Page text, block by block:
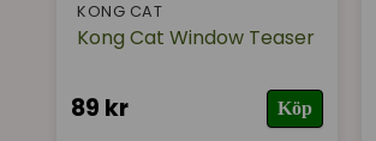
KONG CAT
Kong Cat Window Teaser
89 kr Köp